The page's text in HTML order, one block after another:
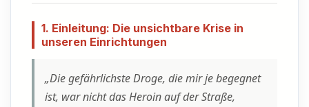
1. Einleitung: Die unsichtbare Krise in
unseren Einrichtungen
„Die gefährlichste Droge, die mir je begegnet
ist, war nicht das Heroin auf der Straße,